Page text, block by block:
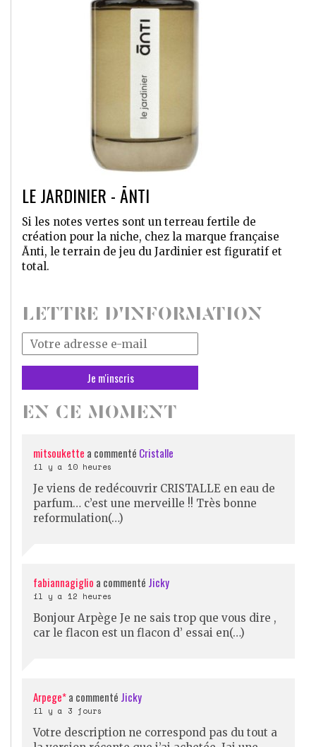
LE JARDINIER - ĀNTI
Si les notes vertes sont un terreau fertile de
création pour la niche, chez la marque française
Ānti, le terrain de jeu du Jardinier est figuratif et
total.
LETTRE D'INFORMATION
Votre
adresse
mail
*
EN CE MOMENT
mitsoukette a commenté Cristalle
il y a 10 heures
Je viens de redécouvrir CRISTALLE en eau de
parfum… c’est une merveille !! Très bonne
reformulation(…)
fabiannagiglio a commenté Jicky
il y a 12 heures
Bonjour Arpège Je ne sais trop que vous dire ,
car le flacon est un flacon d’ essai en(…)
Arpege*a commenté Jicky
il y a 3 jours
Votre description ne correspond pas du tout a